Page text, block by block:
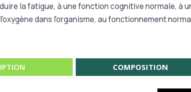
la fatigue, à une fonction cognitive normale, à
dans l'organisme, au fonctionnement
COMPOSITION